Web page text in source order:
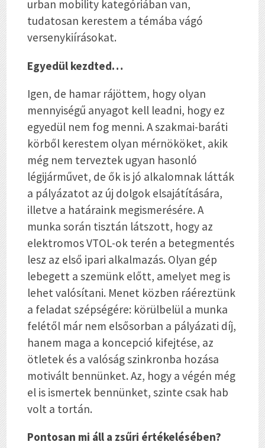
urban mobility kategóriában van,
tudatosan kerestem a témába vágó
versenykiírásokat.
Egyedül kezdted…
Igen, de hamar rájöttem, hogy olyan
mennyiségű anyagot kell leadni, hogy ez
egyedül nem fog menni. A szakmai-baráti
körből kerestem olyan mérnököket, akik
még nem terveztek ugyan hasonló
légijárművet, de ők is jó alkalomnak látták
a pályázatot az új dolgok elsajátítására,
illetve a határaink megismerésére. A
munka során tisztán látszott, hogy az
elektromos VTOL-ok terén a betegmentés
lesz az első ipari alkalmazás. Olyan gép
lebegett a szemünk előtt, amelyet meg is
lehet valósítani. Menet közben ráéreztünk
a feladat szépségére: körülbelül a munka
felétől már nem elsősorban a pályázati díj,
hanem maga a koncepció kifejtése, az
ötletek és a valóság szinkronba hozása
motivált bennünket. Az, hogy a végén még
el is ismertek bennünket, szinte csak hab
volt a tortán.
Pontosan mi áll a zsűri értékelésében?